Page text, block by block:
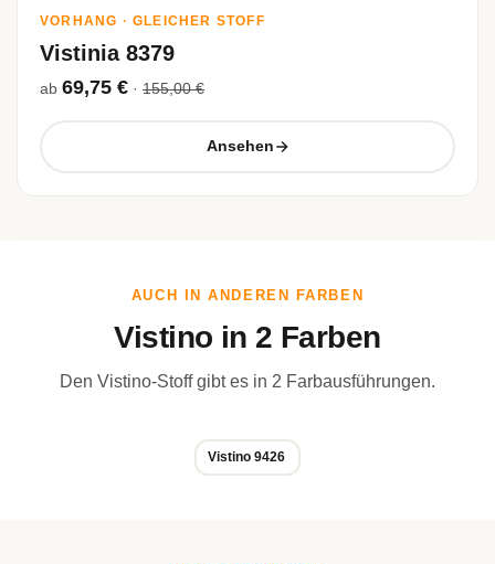
VORHANG · GLEICHER STOFF
Vistinia 8379
ab 69,75 € · 155,00 €
Ansehen
AUCH IN ANDEREN FARBEN
Vistino in 2 Farben
Den Vistino-Stoff gibt es in 2 Farbausführungen.
Vistino 9426